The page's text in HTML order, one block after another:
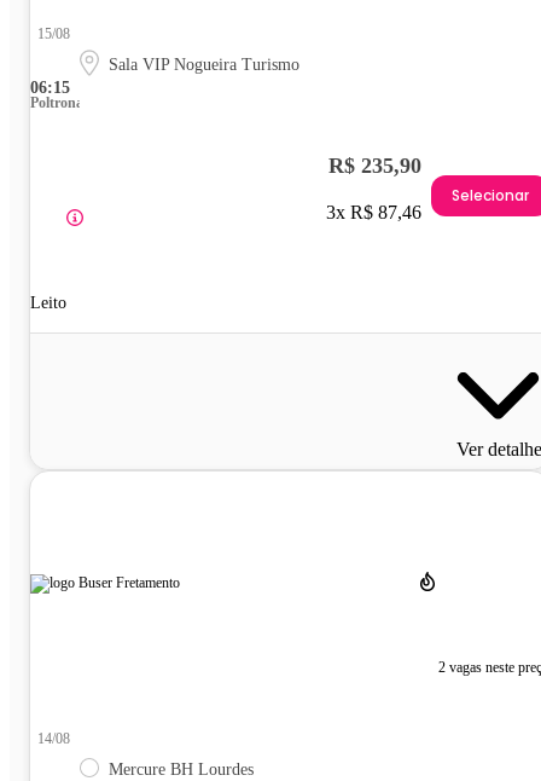
06:15
15/08
Sala VIP Nogueira Turismo
Poltrona
Leito
R$ 235,90
3x R$ 87,46
Selecionar
Ver
2 vagas neste
14/08
Mercure BH Lourdes